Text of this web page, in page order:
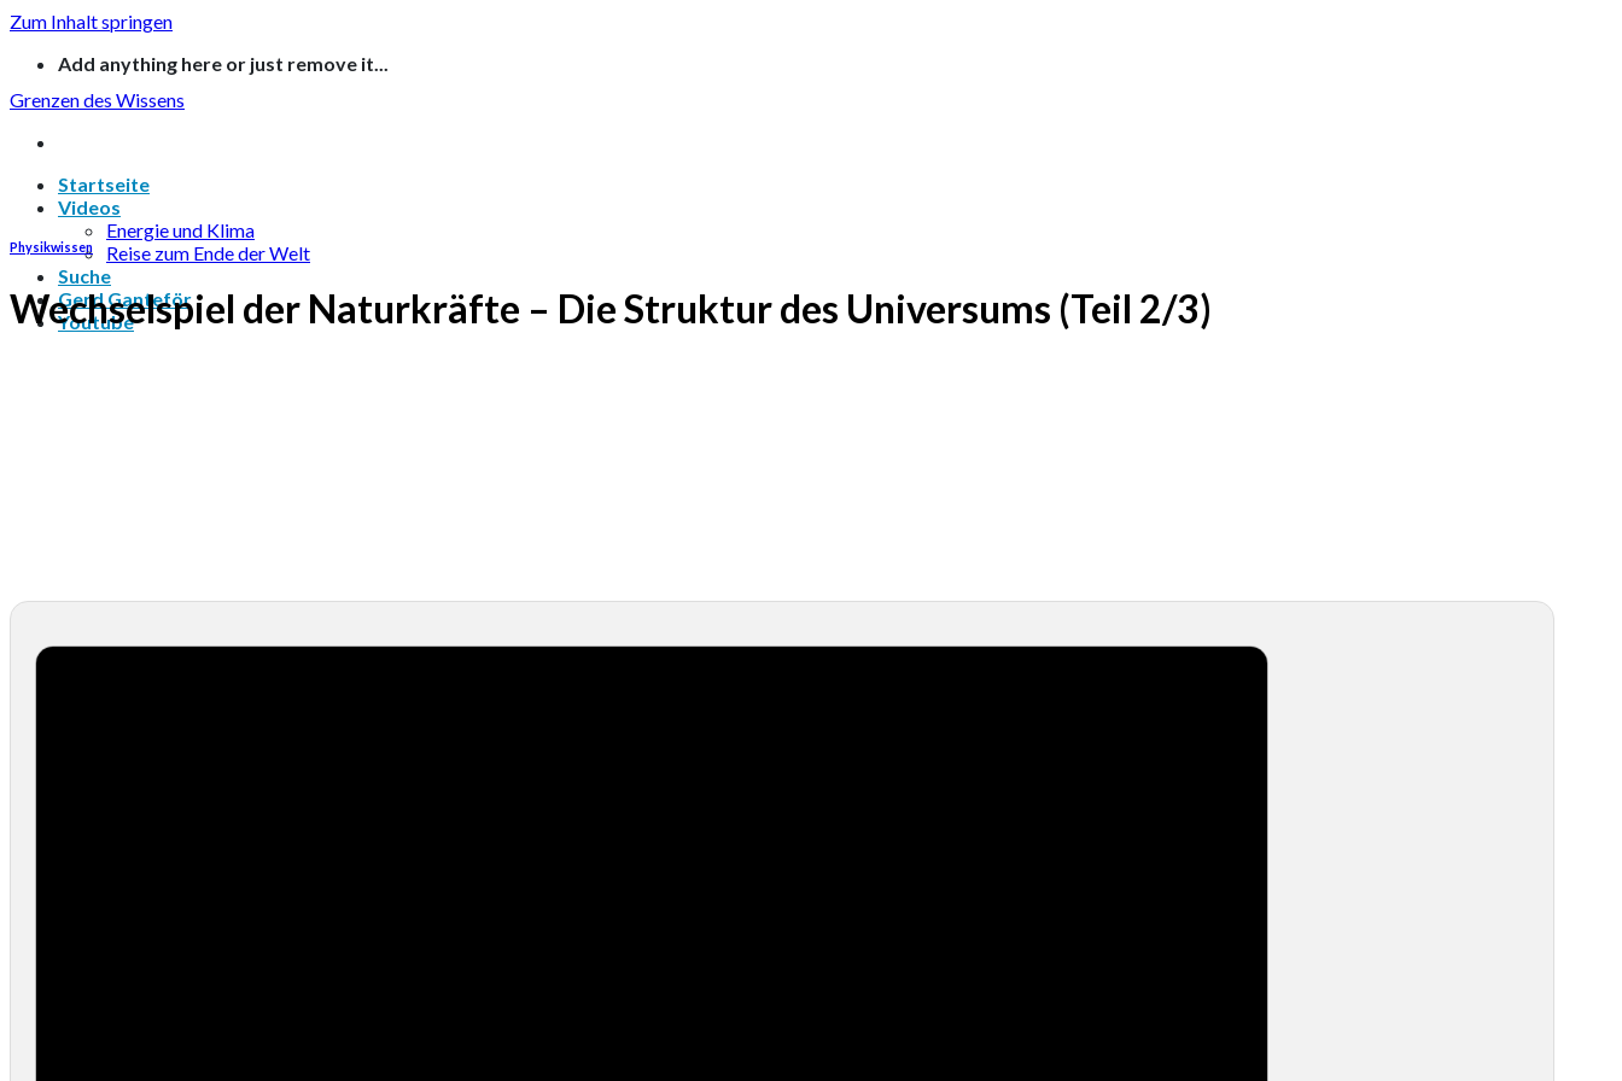
Zum Inhalt springen
Add anything here or just remove it...
Grenzen des Wissens
Startseite
Videos
Energie und Klima
Reise zum Ende der Welt
Suche
Gerd Ganteför
Youtube
Physikwissen
Wechselspiel der Naturkräfte – Die Struktur des Universums (Teil 2/3)